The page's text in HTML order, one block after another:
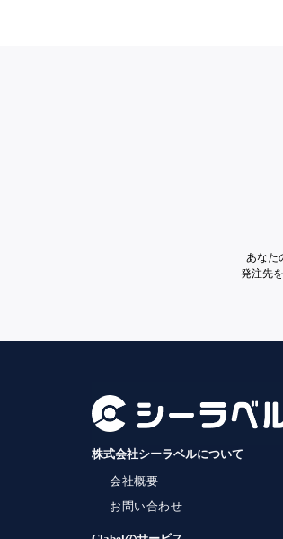
あなた
発注先
株式会社シーラベルについて
会社概要
お問い合わせ